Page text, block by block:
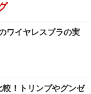
化」すること
ワイヤレスブラの実
！トリンプやグンゼ